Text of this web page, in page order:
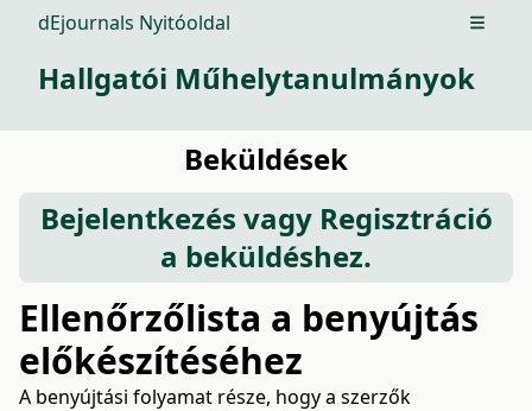
dEjournals Nyitóoldal Open
Hallgatói Műhelytanulmányok
Beküldések
Bejelentkezés vagy Regisztráció
a beküldéshez.
Ellenőrzőlista a benyújtás
előkészítéséhez
A benyújtási folyamat része, hogy a szerzők